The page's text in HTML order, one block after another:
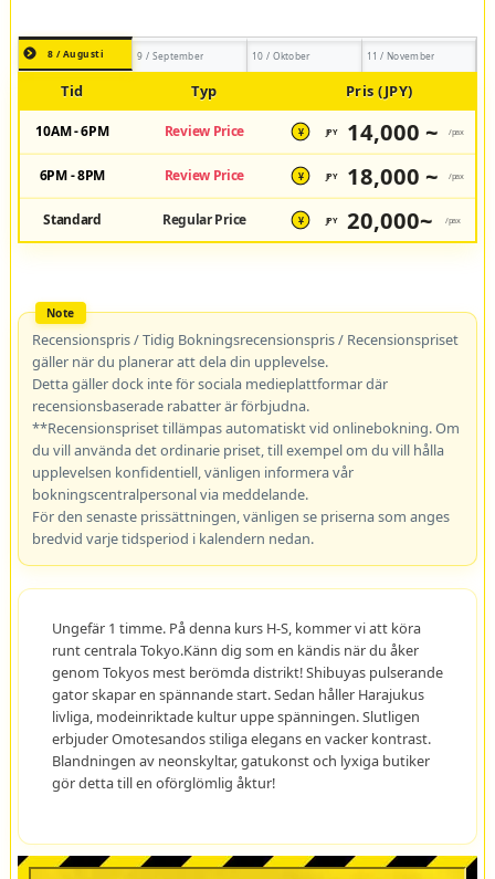
8 / Augusti 9 / September 10 / Oktober 11 / November
Tid Typ Pris (JPY)
10AM - 6PM Review Price ¥ JPY 14,000 ~ /pax
6PM - 8PM Review Price ¥ JPY 18,000 ~ /pax
Standard Regular Price ¥ JPY 20,000~ /pax
Recensionspris / Tidig Bokningsrecensionspris / Recensionspriset
gäller när du planerar att dela din upplevelse.
Detta gäller dock inte för sociala medieplattformar där
recensionsbaserade rabatter är förbjudna.
**Recensionspriset tillämpas automatiskt vid onlinebokning. Om
du vill använda det ordinarie priset, till exempel om du vill hålla
upplevelsen konfidentiell, vänligen informera vår
bokningscentralpersonal via meddelande.
För den senaste prissättningen, vänligen se priserna som anges
bredvid varje tidsperiod i kalendern nedan.
Ungefär 1 timme. På denna kurs H-S, kommer vi att köra
runt centrala Tokyo.Känn dig som en kändis när du åker
genom Tokyos mest berömda distrikt! Shibuyas pulserande
gator skapar en spännande start. Sedan håller Harajukus
livliga, modeinriktade kultur uppe spänningen. Slutligen
erbjuder Omotesandos stiliga elegans en vacker kontrast.
Blandningen av neonskyltar, gatukonst och lyxiga butiker
gör detta till en oförglömlig åktur!